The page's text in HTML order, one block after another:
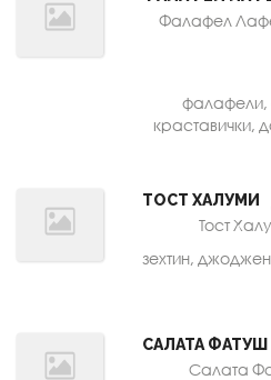
Фалафел
фалафели,
краставички,
ТОСТ ХАЛУМИ
Тост
зехтин,
САЛАТА ФАТУШ
Салата